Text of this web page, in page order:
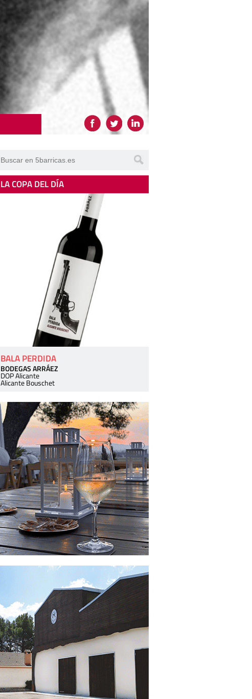
LA COPA DEL DÍA
BALA PERDIDA
BODEGAS ARRÁEZ
DOP Alicante
Alicante Bouschet